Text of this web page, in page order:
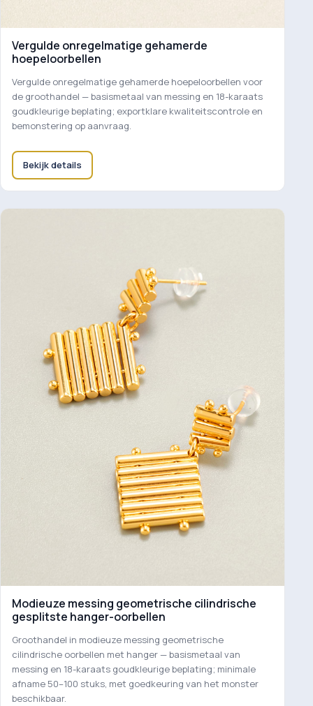
Vergulde onregelmatige gehamerde
hoepeloorbellen
Vergulde onregelmatige gehamerde hoepeloorbellen voor
de groothandel — basismetaal van messing en 18-karaats
goudkleurige beplating; exportklare kwaliteitscontrole en
bemonstering op aanvraag.
Bekijk details
Modieuze messing geometrische cilindrische
gesplitste hanger-oorbellen
Groothandel in modieuze messing geometrische
cilindrische oorbellen met hanger — basismetaal van
messing en 18-karaats goudkleurige beplating; minimale
afname 50–100 stuks, met goedkeuring van het monster
beschikbaar.